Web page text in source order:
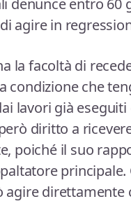
denunce entro 60
agire in
la facoltà di
condizione che
lavori già
diritto a
poiché il suo
agire